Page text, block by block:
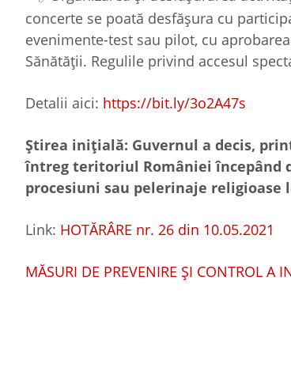
concerte se poată desfășura cu
evenimente-test sau pilot, cu
Sănătății. Regulile privind accesul
Detalii aici: https://bit.ly/3o2A47s
Știrea inițială: Guvernul a decis,
întreg teritoriul României începând
procesiuni sau pelerinaje religioase
Link: HOTĂRÂRE nr. 26 din 10.05.2021
MĂSURI DE PREVENIRE ȘI CONTROL A